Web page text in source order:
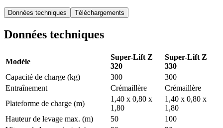
Données techniques Téléchargements
Données techniques
Modèle
Super-Lift Z
320
Super-Lift Z
330
Capacité de charge (kg)
300
300
Entraînement
Crémaillère
Crémaillère
Plateforme de charge (m)
1,40 x 0,80 x
1,80
1,40 x 0,80 x
1,80
Hauteur de levage max. (m)
50
100